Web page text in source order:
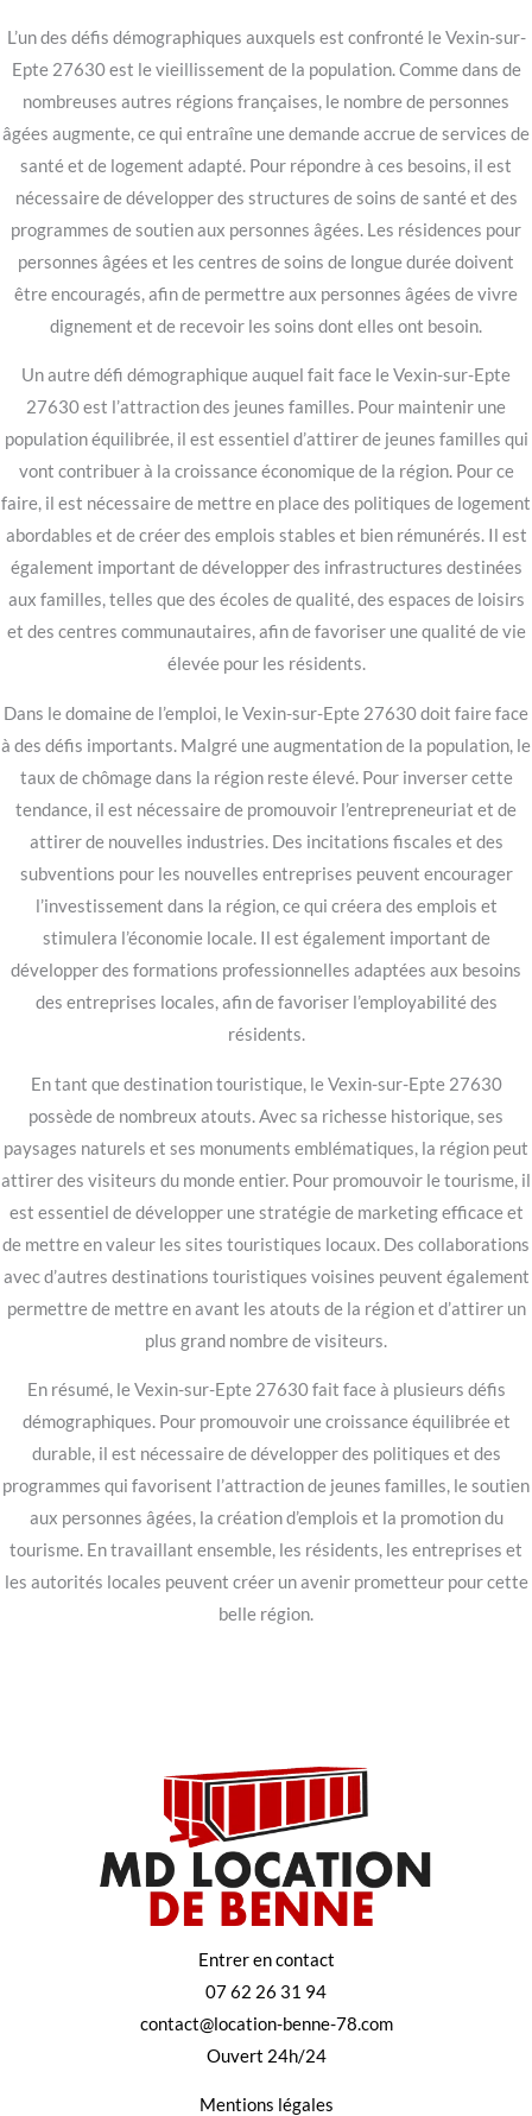
L’un des défis démographiques auxquels est confronté le Vexin-sur-
Epte 27630 est le vieillissement de la population. Comme dans de
nombreuses autres régions françaises, le nombre de personnes
âgées augmente, ce qui entraîne une demande accrue de services de
santé et de logement adapté. Pour répondre à ces besoins, il est
nécessaire de développer des structures de soins de santé et des
programmes de soutien aux personnes âgées. Les résidences pour
personnes âgées et les centres de soins de longue durée doivent
être encouragés, afin de permettre aux personnes âgées de vivre
dignement et de recevoir les soins dont elles ont besoin.
Un autre défi démographique auquel fait face le Vexin-sur-Epte
27630 est l’attraction des jeunes familles. Pour maintenir une
population équilibrée, il est essentiel d’attirer de jeunes familles qui
vont contribuer à la croissance économique de la région. Pour ce
faire, il est nécessaire de mettre en place des politiques de logement
abordables et de créer des emplois stables et bien rémunérés. Il est
également important de développer des infrastructures destinées
aux familles, telles que des écoles de qualité, des espaces de loisirs
et des centres communautaires, afin de favoriser une qualité de vie
élevée pour les résidents.
Dans le domaine de l’emploi, le Vexin-sur-Epte 27630 doit faire face
à des défis importants. Malgré une augmentation de la population, le
taux de chômage dans la région reste élevé. Pour inverser cette
tendance, il est nécessaire de promouvoir l’entrepreneuriat et de
attirer de nouvelles industries. Des incitations fiscales et des
subventions pour les nouvelles entreprises peuvent encourager
l’investissement dans la région, ce qui créera des emplois et
stimulera l’économie locale. Il est également important de
développer des formations professionnelles adaptées aux besoins
des entreprises locales, afin de favoriser l’employabilité des
résidents.
En tant que destination touristique, le Vexin-sur-Epte 27630
possède de nombreux atouts. Avec sa richesse historique, ses
paysages naturels et ses monuments emblématiques, la région peut
attirer des visiteurs du monde entier. Pour promouvoir le tourisme, il
est essentiel de développer une stratégie de marketing efficace et
de mettre en valeur les sites touristiques locaux. Des collaborations
avec d’autres destinations touristiques voisines peuvent également
permettre de mettre en avant les atouts de la région et d’attirer un
plus grand nombre de visiteurs.
En résumé, le Vexin-sur-Epte 27630 fait face à plusieurs défis
démographiques. Pour promouvoir une croissance équilibrée et
durable, il est nécessaire de développer des politiques et des
programmes qui favorisent l’attraction de jeunes familles, le soutien
aux personnes âgées, la création d’emplois et la promotion du
tourisme. En travaillant ensemble, les résidents, les entreprises et
les autorités locales peuvent créer un avenir prometteur pour cette
belle région.
Entrer en contact
07 62 26 31 94
contact@location-benne-78.com
Ouvert 24h/24
Mentions légales